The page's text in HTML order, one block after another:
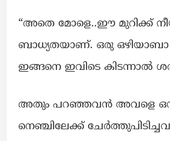
“അതെ മോളെ..ഈ മുറിക്ക്
ബാധ്യതയാണ്. ഒരു ഒഴിയാബാ
ഇങ്ങനെ ഇവിടെ കിടന്നാൽ
അതും പറഞ്ഞവൻ അവളെ
നെഞ്ചിലേക്ക്